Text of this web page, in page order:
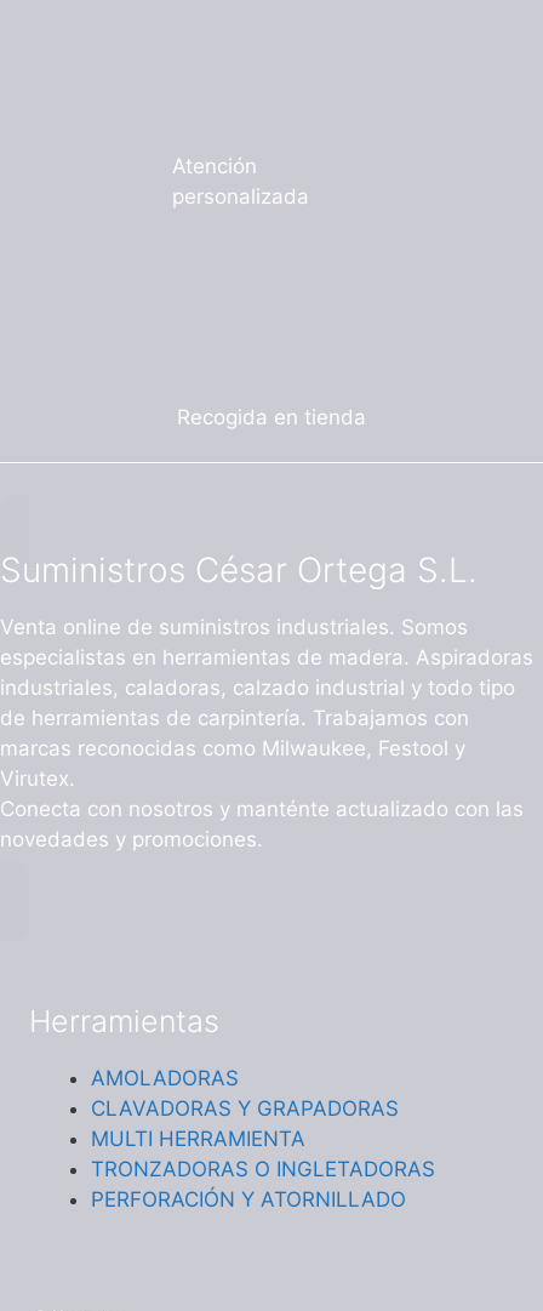
Atención
personalizada
Recogida en tienda
Suministros César Ortega S.L.
Venta online de suministros industriales. Somos
especialistas en herramientas de madera. Aspiradoras
industriales, caladoras, calzado industrial y todo tipo
de herramientas de carpintería. Trabajamos con
marcas reconocidas como Milwaukee, Festool y
Virutex.
Conecta con nosotros y manténte actualizado con las
novedades y promociones.
Herramientas
AMOLADORAS
CLAVADORAS Y GRAPADORAS
MULTI HERRAMIENTA
TRONZADORAS O INGLETADORAS
PERFORACIÓN Y ATORNILLADO